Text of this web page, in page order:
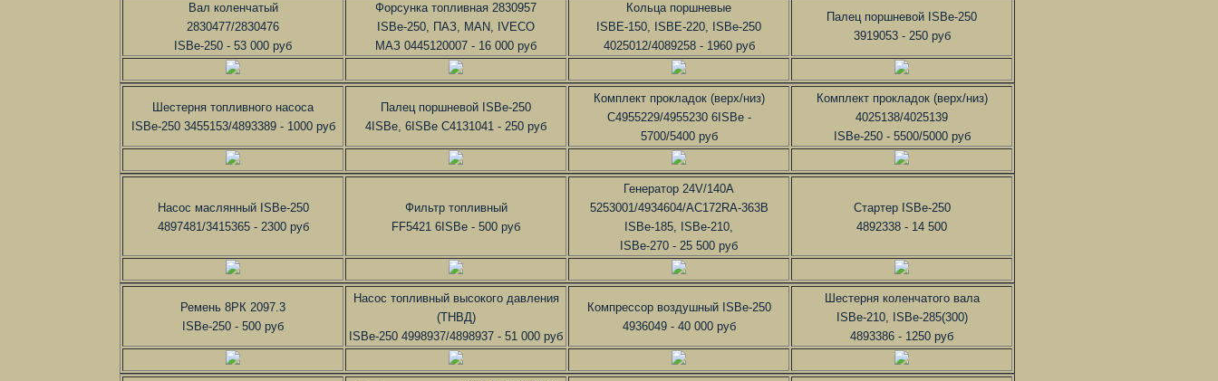
Вал коленчатый
2830477/2830476
ISBe-250 - 53 000 руб
Форсунка топливная 2830957
ISBe-250, ПАЗ, MAN, IVECO
МАЗ 0445120007 - 16 000 руб
Кольца поршневые
ISBE-150, ISBE-220, ISBe-250
4025012/4089258 - 1960 руб
Палец поршневой ISBe-250
3919053 - 250 руб
Шестерня топливного насоса
ISBe-250 3455153/4893389 - 1000 руб
Палец поршневой ISBe-250
4ISBe, 6ISBe C4131041 - 250 руб
Комплект прокладок (верх/низ)
C4955229/4955230 6ISBe -
5700/5400 руб
Комплект прокладок (верх/низ)
4025138/4025139
ISBe-250 - 5500/5000 руб
Насос маслянный ISBe-250
4897481/3415365 - 2300 руб
Фильтр топливный
FF5421 6ISBe - 500 руб
Генератор 24V/140A
5253001/4934604/AC172RA-363B
ISBe-185, ISBe-210,
ISBe-270 - 25 500 руб
Стартер ISBe-250
4892338 - 14 500
Ремень 8РК 2097.3
ISBe-250 - 500 руб
Насос топливный высокого давления
(ТНВД)
ISBe-250 4998937/4898937 - 51 000 руб
Компрессор воздушный ISBe-250
4936049 - 40 000 руб
Шестерня коленчатого вала
ISBe-210, ISBe-285(300)
4893386 - 1250 руб